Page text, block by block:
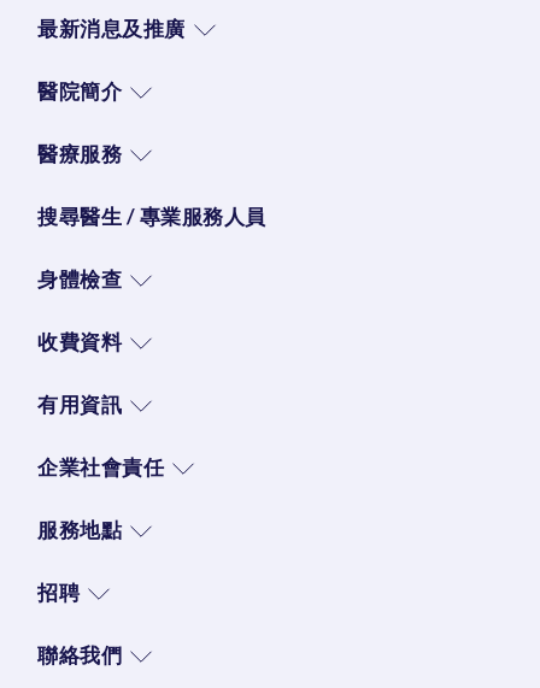
最新消息及推廣
醫院簡介
醫療服務
搜尋醫生 / 專業服務人員
身體檢查
收費資料
有用資訊
企業社會責任
服務地點
招聘
聯絡我們